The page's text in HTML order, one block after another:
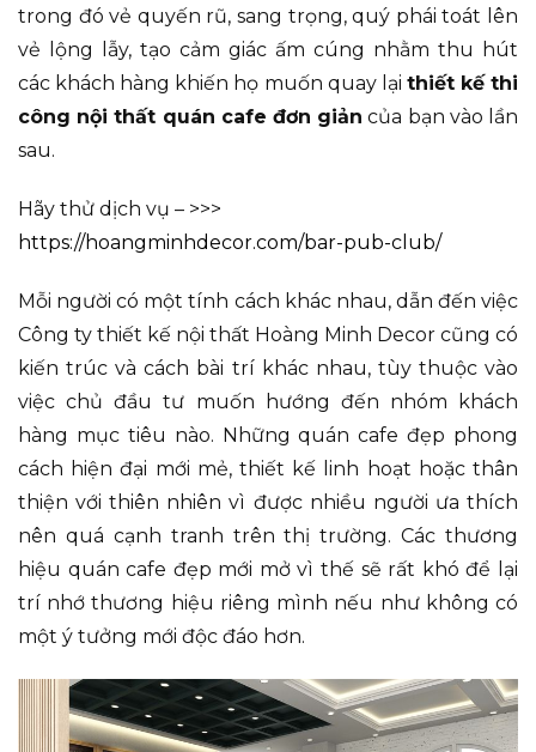
trong đó vẻ quyến rũ, sang trọng, quý phái toát lên
vẻ lộng lẫy, tạo cảm giác ấm cúng nhằm thu hút
các khách hàng khiến họ muốn quay lại thiết kế thi
công nội thất quán cafe đơn giản của bạn vào lần
sau.
Hãy thử dịch vụ – >>>
https://hoangminhdecor.com/bar-pub-club/
Mỗi người có một tính cách khác nhau, dẫn đến việc
Công ty thiết kế nội thất Hoàng Minh Decor cũng có
kiến trúc và cách bài trí khác nhau, tùy thuộc vào
việc chủ đầu tư muốn hướng đến nhóm khách
hàng mục tiêu nào. Những quán cafe đẹp phong
cách hiện đại mới mẻ, thiết kế linh hoạt hoặc thân
thiện với thiên nhiên vì được nhiều người ưa thích
nên quá cạnh tranh trên thị trường. Các thương
hiệu quán cafe đẹp mới mở vì thế sẽ rất khó để lại
trí nhớ thương hiệu riêng mình nếu như không có
một ý tưởng mới độc đáo hơn.